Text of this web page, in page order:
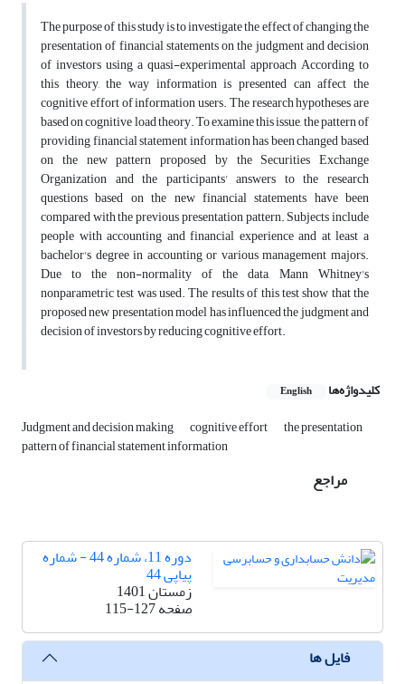
The purpose of this study is to investigate the effect of changing the
presentation of financial statements on the judgment and decision
of investors using a quasi-experimental approach According to
this theory, the way information is presented can affect the
cognitive effort of information users. The research hypotheses are
based on cognitive load theory. To examine this issue, the pattern of
providing financial statement information has been changed based
on the new pattern proposed by the Securities Exchange
Organization and the participants' answers to the research
questions based on the new financial statements have been
compared with the previous presentation pattern. Subjects include
people with accounting and financial experience and at least a
bachelor's degree in accounting or various management majors.
Due to the non-normality of the data, Mann Whitney's
nonparametric test was used. The results of this test show that the
proposed new presentation model has influenced the judgment and
decision of investors by reducing cognitive effort.
کلیدواژه‌ها English
Judgment and decision making cognitive effort the presentation
pattern of financial statement information
مراجع
دوره 11، شماره 44 - شماره
پیاپی 44
زمستان 1401
صفحه115-127
فایل ها